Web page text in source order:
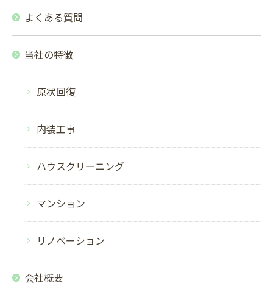
よくある質問
当社の特徴
原状回復
内装工事
ハウスクリーニング
マンション
リノベーション
会社概要